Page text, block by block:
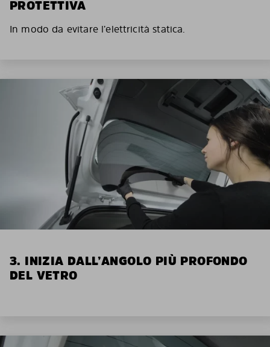
PROTETTIVA
In modo da evitare l’elettricità statica.
3. INIZIA DALL’ANGOLO PIÙ PROFONDO
DEL VETRO